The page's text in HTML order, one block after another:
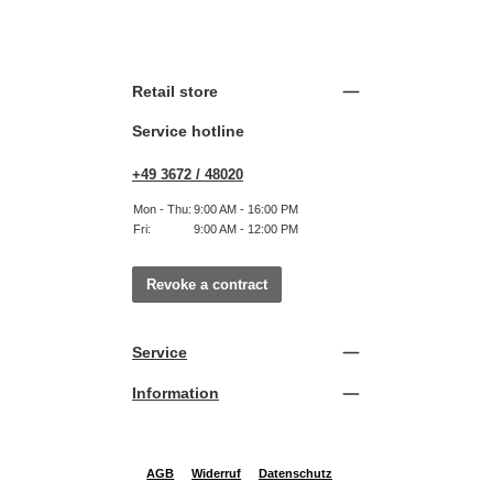
Retail store
Service hotline
+49 3672 / 48020
Mon - Thu: 9:00 AM - 16:00 PM
Fri:
9:00 AM - 12:00 PM
Revoke a contract
Service
Information
AGB Widerruf Datenschutz